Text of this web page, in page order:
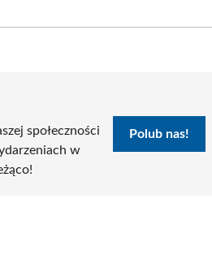
społeczności
w
Polub nas!